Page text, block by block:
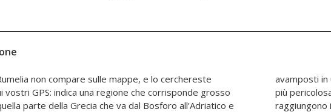
non compare sulle map­pe, e lo cerchereste
vostri GPS: indica una regione che corrisponde gros­so
parte della Grecia che va dal Bosforo all’Adriatico e
in una landa polare». Poi certo è arrivato il turismo, «la
in­vasione dai tempi di Serse», e oggi le Me­teore si
in superstrada. Ma la Grecia che Patrick Leigh Fermor